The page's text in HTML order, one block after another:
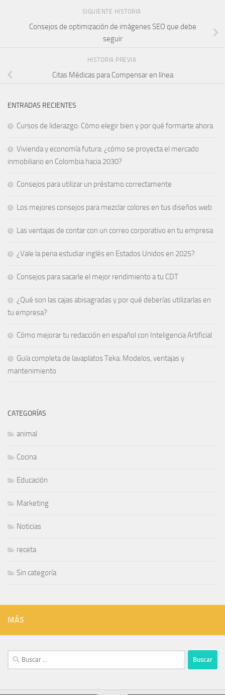
SIGUIENTE HISTORIA
Consejos de optimización de imágenes SEO que debe
seguir
HISTORIA PREVIA
Citas Médicas para Compensar en línea
ENTRADAS RECIENTES
Cursos de liderazgo: Cómo elegir bien y por qué formarte ahora
Vivienda y economía futura: ¿cómo se proyecta el mercado
inmobiliario en Colombia hacia 2030?
Consejos para utilizar un préstamo correctamente
Los mejores consejos para mezclar colores en tus diseños web
Las ventajas de contar con un correo corporativo en tu empresa
¿Vale la pena estudiar inglés en Estados Unidos en 2025?
Consejos para sacarle el mejor rendimiento a tu CDT
¿Qué son las cajas abisagradas y por qué deberías utilizarlas en
tu empresa?
Cómo mejorar tu redacción en español con Inteligencia Artificial
Guía completa de lavaplatos Teka: Modelos, ventajas y
mantenimiento
CATEGORÍAS
animal
Cocina
Educación
Marketing
Noticias
receta
Sin categoría
MÁS
Buscar: